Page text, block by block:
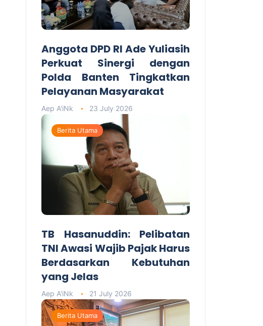
Anggota DPD RI Ade Yuliasih
Perkuat Sinergi dengan
Polda Banten Tingkatkan
Pelayanan Masyarakat
Aep A'iNk 23 July 2026
Berita Utama
TB Hasanuddin: Pelibatan
TNI Awasi Wajib Pajak Harus
Berdasarkan Kebutuhan
yang Jelas
Aep A'iNk 21 July 2026
Berita Utama